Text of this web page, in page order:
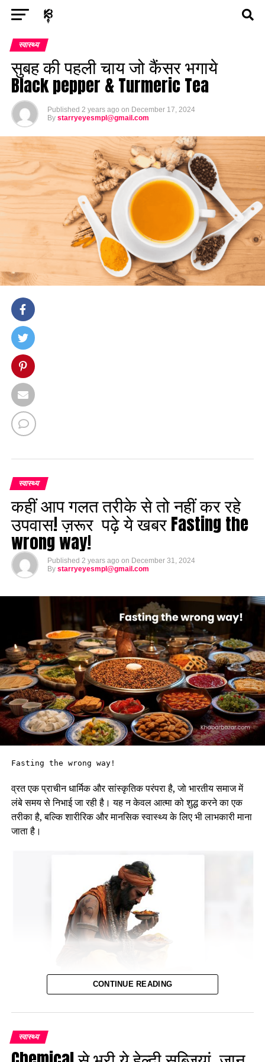
ENTERTAINMENT
POLITICS TECH SPORTS HEALTH
BUSINESS
स्वास्थ्य
सुबह की पहली चाय जो कैंसर भगाये
Black pepper & Turmeric Tea
Published 2 years ago on December 17, 2024
By starryeyesmpl@gmail.com
स्वास्थ्य
कहीं आप गलत तरीके से तो नहीं कर रहे
उपवास! ज़रूर पढ़े ये खबर Fasting the
wrong way!
Published 2 years ago on December 31, 2024
By starryeyesmpl@gmail.com
Fasting the wrong way!
व्रत एक प्राचीन धार्मिक और सांस्कृतिक परंपरा है, जो भारतीय समाज में
लंबे समय से निभाई जा रही है। यह न केवल आत्मा को शुद्ध करने का एक
तरीका है, बल्कि शारीरिक और मानसिक स्वास्थ्य के लिए भी लाभकारी माना
जाता है।
व्रत करना व्यक्ति के अनुशासन, संयम और आत्म-नियंत्रण की भावना को
सशक्त बनाता है। इस लेख में हम यह समझेंगे कि व्रत करना क्यों ज़रूरी है,
CONTINUE READING
स्वास्थ्य